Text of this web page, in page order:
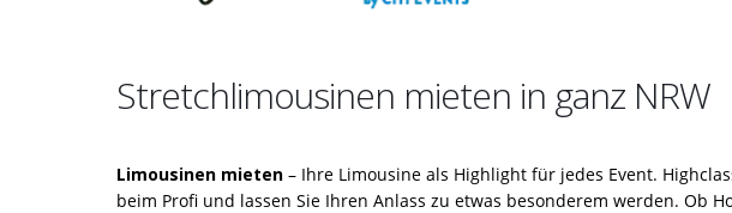
Stretchlimousinen mieten in ganz NRW
Limousinen mieten – Ihre Limousine als Highlight für jedes Event.
beim Profi und lassen Sie Ihren Anlass zu etwas besonderem werden. Ob